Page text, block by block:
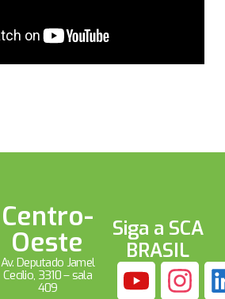
Centro-
Oeste
Av. Deputado Jamel
Cecílio, 3310 – sala
409
Siga a SCA
BRASIL